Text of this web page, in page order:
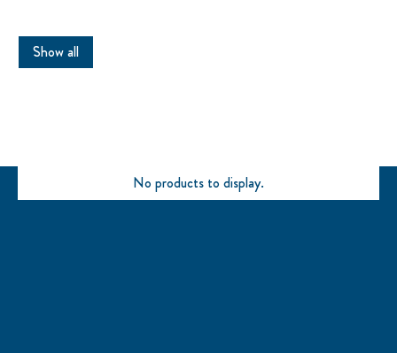
Show all
No products to display.